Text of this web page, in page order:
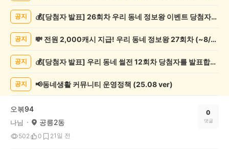
글
공지 💰[당첨자 발표] 26회차 우리 동네 정보왕 이벤트 당첨자를 발표합니다!
공지 💸 전원 2,000캐시 지급! 우리 동네 정보왕 27회차 (~8/10)
공지 💰[당첨자 발표] 우리 동네 썰전 12회차 당첨자를 발표합니다!
공지 📢동네생활 커뮤니티 운영정책 (25.08 ver)
오볶94
나님 공릉2동
502 0 21일 전
0
댓글